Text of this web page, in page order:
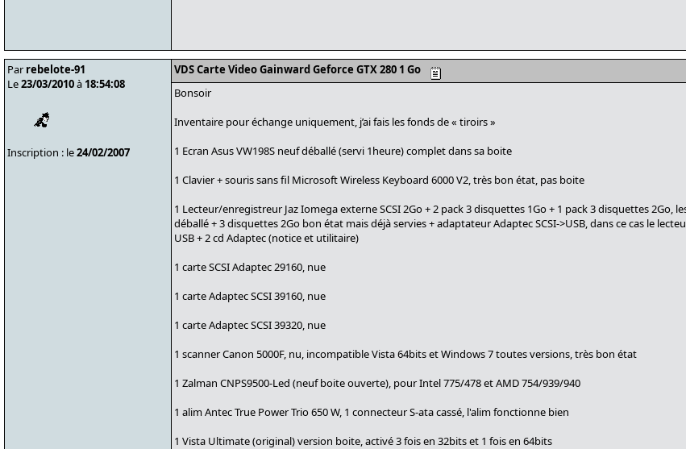
Par rebelote-91
Le23/03/2010à 18:54:08
Inscription : le24/02/2007
VDS Carte Video Gainward Geforce GTX 280 1 Go
Bonsoir
Inventaire pour échange uniquement, j’ai fais les fonds de « tiroirs »
1 Ecran Asus VW198S neuf déballé (servi 1heure) complet dans sa boite
1 Clavier + souris sans fil Microsoft Wireless Keyboard 6000 V2, très bon état, pas boite
1 Lecteur/enregistreur Jaz Iomega externe SCSI 2Go + 2 pack 3 disquettes 1Go + 1 pack 3 disquettes 2Go,
déballé + 3 disquettes 2Go bon état mais déjà servies + adaptateur Adaptec SCSI->USB, dans ce cas le
USB + 2 cd Adaptec (notice et utilitaire)
1 carte SCSI Adaptec 29160, nue
1 carte Adaptec SCSI 39160, nue
1 carte Adaptec SCSI 39320, nue
1 scanner Canon 5000F, nu, incompatible Vista 64bits et Windows 7 toutes versions, très bon état
1 Zalman CNPS9500-Led (neuf boite ouverte), pour Intel 775/478 et AMD 754/939/940
1 alim Antec True Power Trio 650 W, 1 connecteur S-ata cassé, l'alim fonctionne bien
1 Vista Ultimate (original) version boite, activé 3 fois en 32bits et 1 fois en 64bits